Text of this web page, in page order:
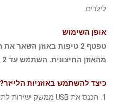
לילדים.
אופן השימוש
טפטף 2 טיפות באוזן השאר את הטיפות באוזן למשך 3 עד 5 דקות על ידי שמירה על הראש מוטה או הנחת הכותנה באוזן.
מהאוזן החיצונית. השתמש עד 2 פעמים ביום וזאת לאחר השימוש באוזניות הלייזר
כיצד להשתמש באוזניות הלייזר?
1. הכנס את USB ממשק ישירות לתוך נייד אספקת חשמל, או הכנס את המתאם המתאים כדי להתחיל להשתמש. (הערה כי המוצר אינו מכיל מתאמים או ספקי כוח)